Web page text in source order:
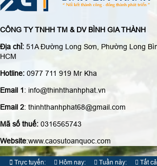
CÔNG TY TNHH TM & DV BÌNH GIA THÀNH
HCM
Hotline:0977 711 919 Mr Kha
Trực tuyến:
4
Hôm nay:
956
0
565819
Nooijd ung o day